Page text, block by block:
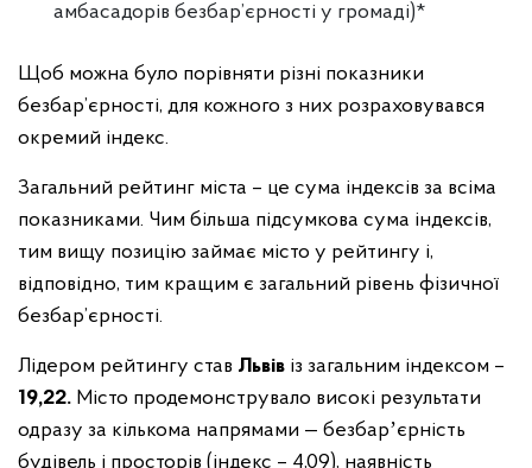
амбасадорів безбар’єрності у громаді)*
Щоб можна було порівняти різні показники
безбар’єрності, для кожного з них розраховувався
окремий індекс.
Загальний рейтинг міста – це сума індексів за всіма
показниками. Чим більша підсумкова сума індексів,
тим вищу позицію займає місто у рейтингу і,
відповідно, тим кращим є загальний рівень фізичної
безбар’єрності.
Лідером рейтингу став Львів із загальним індексом –
19,22. Місто продемонструвало високі результати
одразу за кількома напрямами — безбарʼєрність
будівель і просторів (індекс – 4,09), наявність